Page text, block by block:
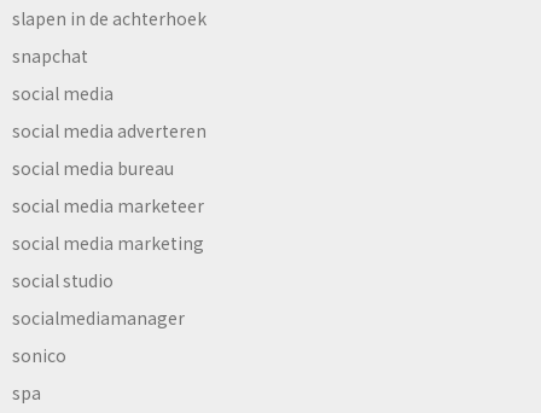
slapen in de achterhoek
snapchat
social media
social media adverteren
social media bureau
social media marketeer
social media marketing
social studio
socialmediamanager
sonico
spa